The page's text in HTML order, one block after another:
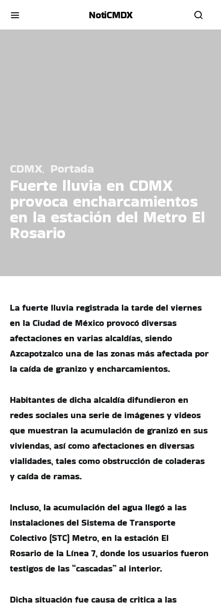
NotiCMDX
CDMX Portada
Fuerte lluvia en CDMX
provoca encharcamientos
en la estación del Metro El
Rosario
La fuerte lluvia registrada la tarde del viernes
en la Ciudad de México provocó diversas
afectaciones en varias alcaldías, siendo
Azcapotzalco una de las zonas más afectada por
la caída de granizo y encharcamientos.
Habitantes de dicha alcaldía difundieron en
redes sociales una serie de imágenes y videos
que muestran la acumulación de granizó en sus
viviendas, así como afectaciones en diversas
vialidades, tales como obstrucción de coladeras
y caída de ramas.
Incluso, la acumulación del agua llegó a las
instalaciones del Sistema de Transporte
Colectivo (STC) Metro, en la estación El
Rosario de la Línea 7, donde los usuarios fueron
testigos de las “cascadas” al interior.
Dicha situación fue causa de critica a las